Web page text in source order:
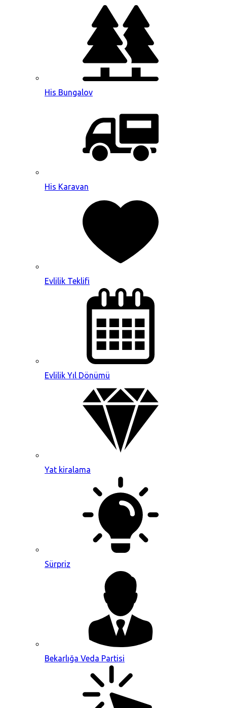
His Bungalov
His Karavan
Evlilik Teklifi
Evlilik Yıl Dönümü
Yat kiralama
Sürpriz
Bekarlığa Veda Partisi